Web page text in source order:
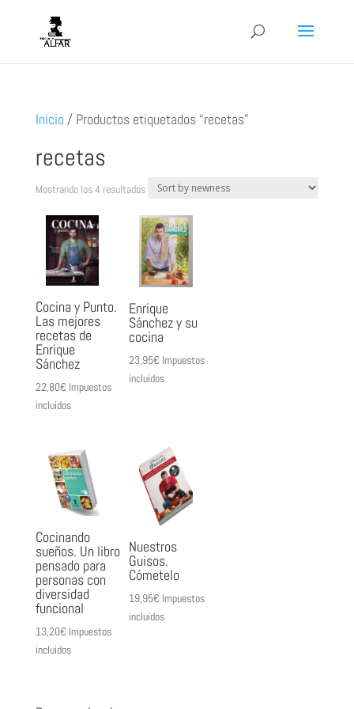
Inicio / Productos etiquetados “recetas”
recetas
Mostrando los 4 resultadosOrdenado
por
los
últimos
Cocina y Punto.
Las mejores
recetas de
Enrique
Sánchez
22,80€ Impuestos
incluidos
Enrique
Sánchez y su
cocina
23,95€ Impuestos
incluidos
Cocinando
sueños. Un libro
pensado para
personas con
diversidad
funcional
13,20€ Impuestos
incluidos
Nuestros
Guisos.
Cómetelo
19,95€ Impuestos
incluidos